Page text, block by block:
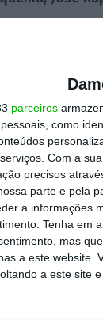
parceiros
como
Com a
precisos
parte e pela
a informações
Tenha em
mas
a este website.
a este site
um
contratos
1,8 milhões
e depois
que “não
a vaguidão